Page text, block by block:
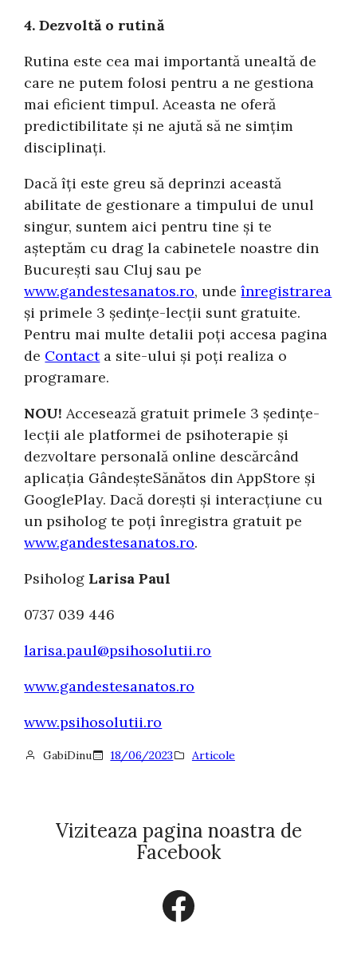
4. Dezvoltă o rutină
Rutina este cea mai importantă unealtă de
care ne putem folosi pentru a ne gestiona
mai eficient timpul. Aceasta ne oferă
predictibilitate și ne ajută să ne simțim
disciplinați.
Dacă îți este greu să deprinzi această
abilitate de gestionare a timpului de unul
singur, suntem aici pentru tine și te
așteptăm cu drag la cabinetele noastre din
București sau Cluj sau pe
www.gandestesanatos.ro, undeînregistrarea
și primele 3 ședințe-lecții sunt gratuite.
Pentru mai multe detalii poți accesa pagina
de Contacta site-ului și poți realiza o
programare.
NOU! Accesează gratuit primele 3 ședințe-
lecții ale platformei de psihoterapie și
dezvoltare personală online descărcând
aplicația GândeșteSănătos din AppStore și
GooglePlay. Dacă dorești și interacțiune cu
un psiholog te poți înregistra gratuit pe
www.gandestesanatos.ro.
Psiholog Larisa Paul
0737 039 446
larisa.paul@psihosolutii.ro
www.gandestesanatos.ro
www.psihosolutii.ro
GabiDinu 18/06/2023 Articole
Viziteaza pagina noastra de
Facebook
Facebook